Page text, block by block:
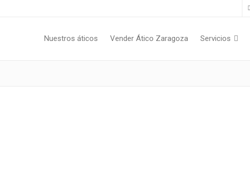
Nuestros áticos Vender Ático Zaragoza Servicios